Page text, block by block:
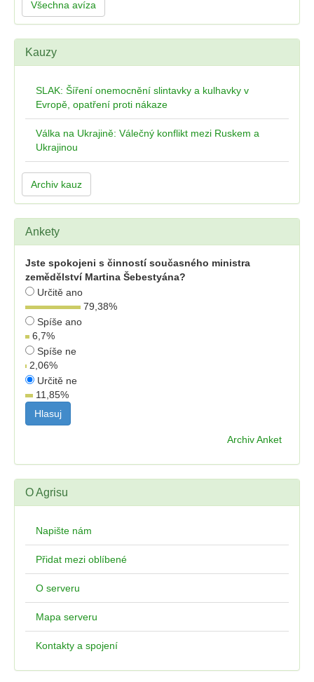
Všechna avíza
Kauzy
SLAK: Šíření onemocnění slintavky a kulhavky v
Evropě, opatření proti nákaze
Válka na Ukrajině: Válečný konflikt mezi Ruskem a
Ukrajinou
Archiv kauz
Ankety
Jste spokojeni s činností současného ministra
zemědělství Martina Šebestyána?
Určitě ano
79,38%
Spíše ano
6,7%
Spíše ne
2,06%
Určitě ne
11,85%
Archiv Anket
O Agrisu
Napište nám
Přidat mezi oblíbené
O serveru
Mapa serveru
Kontakty a spojení